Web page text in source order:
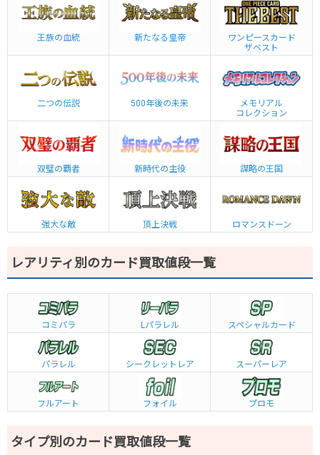
王族の血統 新たなる皇帝
ワンピースカード
ザベスト
二つの伝説 500年後の未来
メモリアル
コレクション
双璧の覇者 新時代の主役 謀略の王国
強大な敵 頂上決戦 ロマンスドーン
レアリティ別のカード買取値段一覧
コミパラ L パラレル スペシャルカード
パラレル シークレットレア スーパーレア
フルアート フォイル プロモ
タイプ別のカード買取値段一覧